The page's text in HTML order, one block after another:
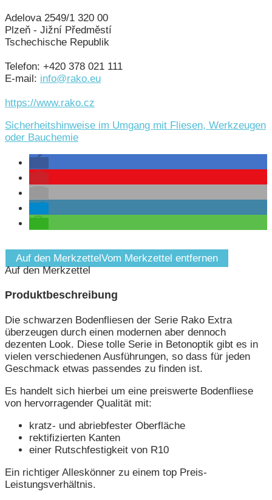
Adelova 2549/1 320 00
Plzeň - Jižní Předměstí
Tschechische Republik
Telefon: +420 378 021 111
E-mail: info@rako.eu
https://www.rako.cz
Sicherheitshinweise im Umgang mit Fliesen, Werkzeugen
oder Bauchemie
Auf den MerkzettelVom Merkzettel entfernen
Auf den Merkzettel
Produktbeschreibung
Die schwarzen Bodenfliesen der Serie Rako Extra
überzeugen durch einen modernen aber dennoch
dezenten Look. Diese tolle Serie in Betonoptik gibt es in
vielen verschiedenen Ausführungen, so dass für jeden
Geschmack etwas passendes zu finden ist.
Es handelt sich hierbei um eine preiswerte Bodenfliese
von hervorragender Qualität mit:
kratz- und abriebfester Oberfläche
rektifizierten Kanten
einer Rutschfestigkeit von R10
Ein richtiger Alleskönner zu einem top Preis-
Leistungsverhältnis.